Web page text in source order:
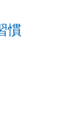
慣